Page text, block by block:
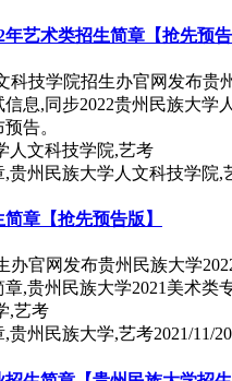
艺术类招生简章【抢先预告
技学院招生办官网发布贵
息,同步2022贵州民族大
告。
贵州民族大学人文科技学院,
章【抢先预告版】
官网发布贵州民族大学
,贵州民族大学2021美术类
贵州民族大学,艺考2021/11/20